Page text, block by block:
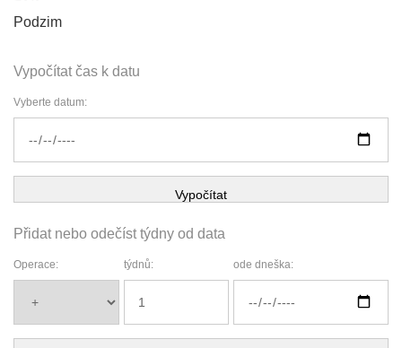
Podzim
Vypočítat čas k datu
Vyberte datum:
Vypočítat
Přidat nebo odečíst týdny od data
Operace: týdnů: ode dneška: